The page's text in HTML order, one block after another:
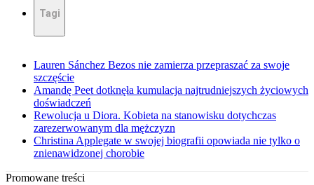
Tagi
Lauren Sánchez Bezos nie zamierza przepraszać za swoje
szczęście
Amandę Peet dotknęła kumulacja najtrudniejszych życiowych
doświadczeń
Rewolucja u Diora. Kobieta na stanowisku dotychczas
zarezerwowanym dla mężczyzn
Christina Applegate w swojej biografii opowiada nie tylko o
znienawidzonej chorobie
Promowane treści